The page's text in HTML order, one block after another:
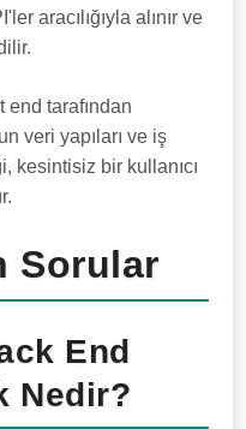
aracılığıyla alınır ve
tarafından
veri yapıları ve iş
kesintisiz bir kullanıcı
Sorular
End
Nedir?